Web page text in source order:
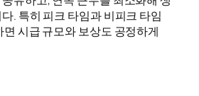
. 특히 피크 타임과 비피크 타임
시급 규모와 보상도 공정하게